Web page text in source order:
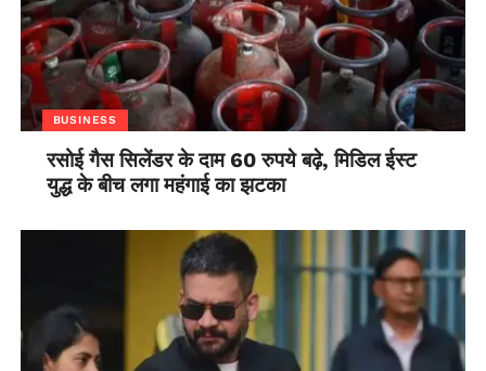
कर उन्हें मजबूत व उपयोगी बनाने पर बल दिया जाएगा।
BUSINESS
रसोई गैस सिलेंडर के दाम 60 रुपये बढ़े, मिडिल ईस्ट
युद्ध के बीच लगा महंगाई का झटका